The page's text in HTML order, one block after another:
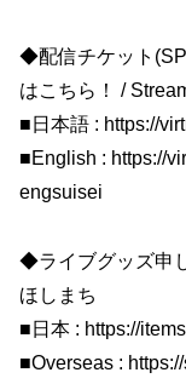
◆配信チケット
はこちら！ /
■日本語 : https://
■English : https://
engsuisei
◆ライブグッズ申
ほしまち
■日本 : https://
■Overseas :